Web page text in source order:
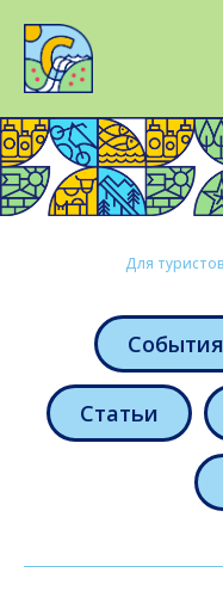
Для туристов
События
Статьи